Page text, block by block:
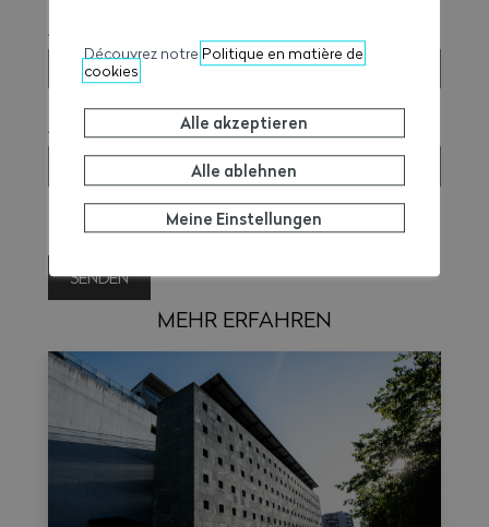
Anzahl der Exemplare auf Deutsch
Anzahl der Exemplare auf Französisch
SENDEN
MEHR ERFAHREN
Découvrez notre Politique en matière de
cookies
Alle akzeptieren
Alle ablehnen
Meine Einstellungen